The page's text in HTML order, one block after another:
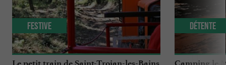
Le petit train de Saint-Trojan-les-Bains
Festive
Camping le
Détente